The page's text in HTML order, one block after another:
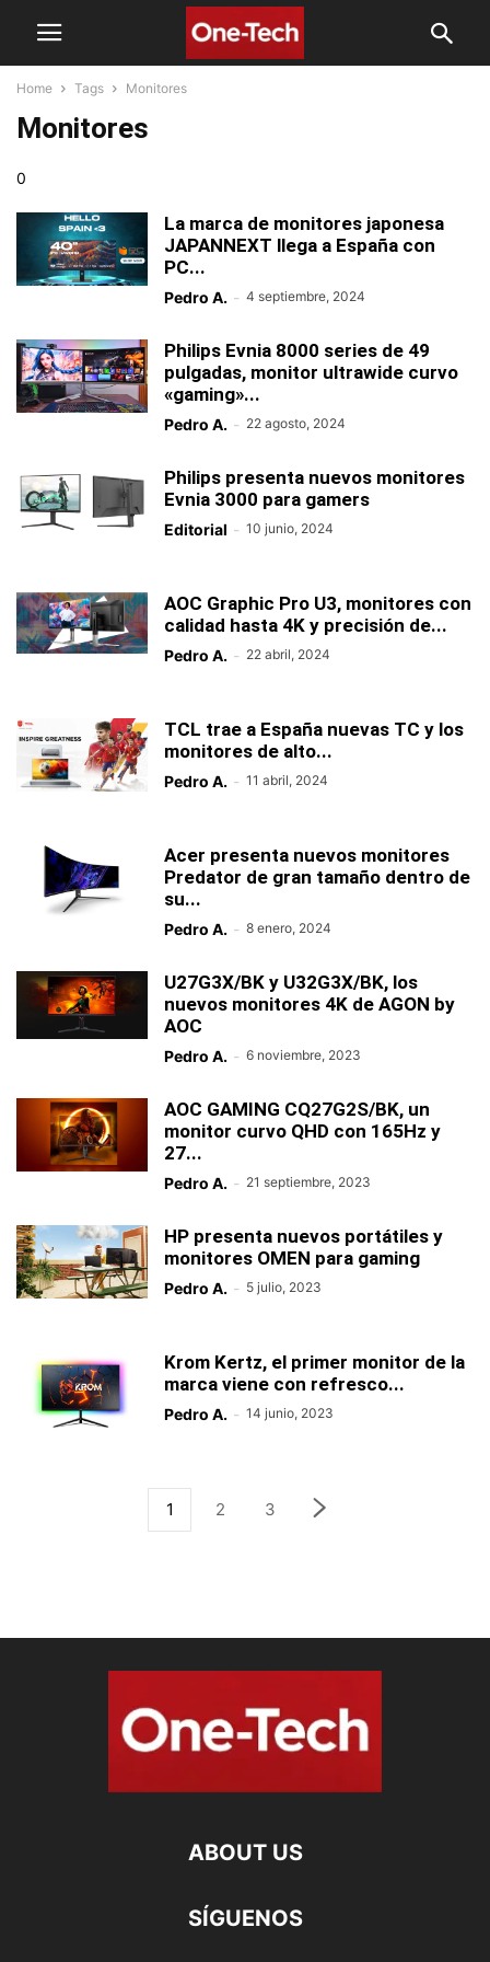
Home Tags Monitores
Monitores
0
La marca de monitores japonesa
JAPANNEXT llega a España con
PC...
Pedro A. - 4 septiembre, 2024
Philips Evnia 8000 series de 49
pulgadas, monitor ultrawide curvo
«gaming»...
Pedro A. - 22 agosto, 2024
Philips presenta nuevos monitores
Evnia 3000 para gamers
Editorial - 10 junio, 2024
AOC Graphic Pro U3, monitores con
calidad hasta 4K y precisión de...
Pedro A. - 22 abril, 2024
TCL trae a España nuevas TC y los
monitores de alto...
Pedro A. - 11 abril, 2024
Acer presenta nuevos monitores
Predator de gran tamaño dentro de
su...
Pedro A. - 8 enero, 2024
U27G3X/BK y U32G3X/BK, los
nuevos monitores 4K de AGON by
AOC
Pedro A. - 6 noviembre, 2023
AOC GAMING CQ27G2S/BK, un
monitor curvo QHD con 165Hz y
27...
Pedro A. - 21 septiembre, 2023
HP presenta nuevos portátiles y
monitores OMEN para gaming
Pedro A. - 5 julio, 2023
Krom Kertz, el primer monitor de la
marca viene con refresco...
Pedro A. - 14 junio, 2023
1 2 3
ABOUT US
SÍGUENOS